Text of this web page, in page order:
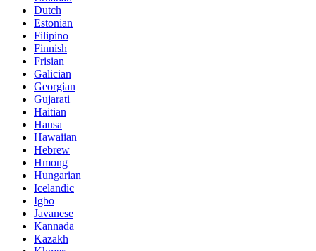
Dutch
Estonian
Filipino
Finnish
Frisian
Galician
Georgian
Gujarati
Haitian
Hausa
Hawaiian
Hebrew
Hmong
Hungarian
Icelandic
Igbo
Javanese
Kannada
Kazakh